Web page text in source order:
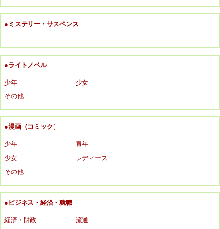
●ミステリー・サスペンス
●ライトノベル
少年
少女
その他
●漫画（コミック）
少年
青年
少女
レディース
その他
●ビジネス・経済・就職
経済・財政
流通